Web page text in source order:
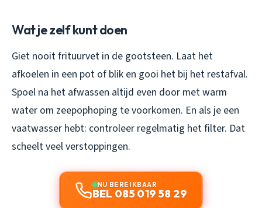
Wat je zelf kunt doen
Giet nooit frituurvet in de gootsteen. Laat het
afkoelen in een pot of blik en gooi het bij het restafval.
Spoel na het afwassen altijd even door met warm
water om zeepophoping te voorkomen. En als je een
vaatwasser hebt: controleer regelmatig het filter. Dat
scheelt veel verstoppingen.
NU BEREIKBAAR
BEL 085 019 58 29